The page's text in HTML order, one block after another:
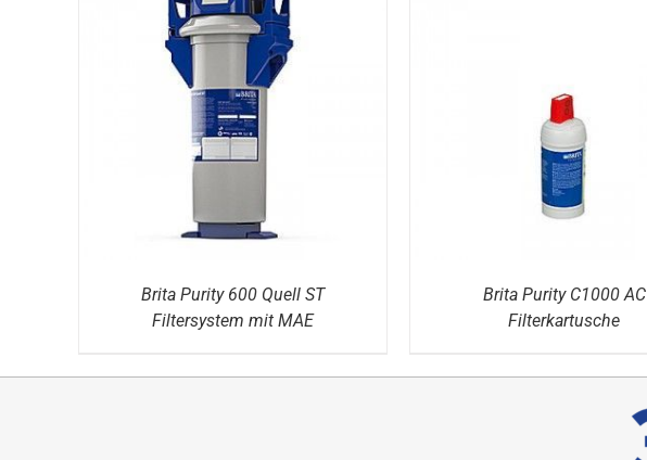
DETAILS
Brita Purity 600 Quell ST
Filtersystem mit MAE
DETAILS
Brita Purity C1000 AC
Filterkartusche